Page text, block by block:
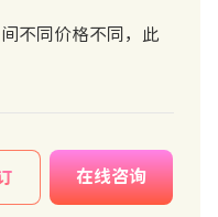
不同价格不同，此
在线咨询